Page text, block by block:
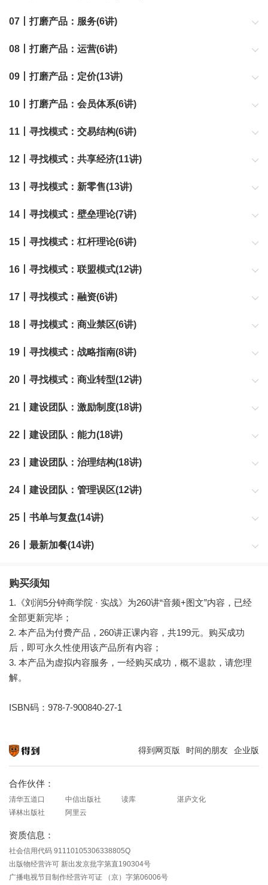
07丨打磨产品：服务(6讲)
08丨打磨产品：运营(6讲)
09丨打磨产品：定价(13讲)
10丨打磨产品：会员体系(6讲)
11丨寻找模式：交易结构(6讲)
12丨寻找模式：共享经济(11讲)
13丨寻找模式：新零售(13讲)
14丨寻找模式：壁垒理论(7讲)
15丨寻找模式：杠杆理论(6讲)
16丨寻找模式：联盟模式(12讲)
17丨寻找模式：融资(6讲)
18丨寻找模式：商业禁区(6讲)
19丨寻找模式：战略指南(8讲)
20丨寻找模式：商业转型(12讲)
21丨建设团队：激励制度(18讲)
22丨建设团队：能力(18讲)
23丨建设团队：治理结构(18讲)
24丨建设团队：管理误区(12讲)
25丨书单与复盘(14讲)
26丨最新加餐(14讲)
购买须知
1.《刘润5分钟商学院 · 实战》为260讲“音频+图文”内容，已经
全部更新完毕；
2. 本产品为付费产品，260讲正课内容，共199元。购买成功
后，即可永久性使用该产品所有内容；
3. 本产品为虚拟内容服务，一经购买成功，概不退款，请您理
解。
ISBN码：978-7-900840-27-1
得到网页版 时间的朋友 企业版
合作伙伴：
清华五道口 中信出版社 读库
湛庐文化
译林出版社
阿里云
资质信息：
社会信用代码 91110105306338805Q
出版物经营许可 新出发京批字第直190304号
广播电视节目制作经营许可证 （京）字第06006号